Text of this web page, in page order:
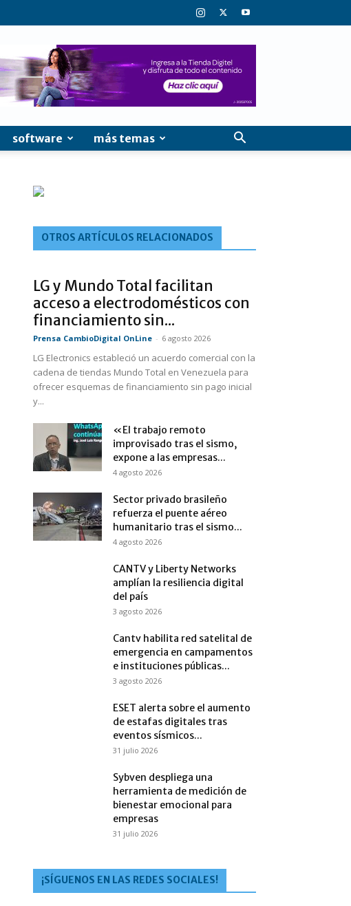
software más temas
OTROS ARTÍCULOS RELACIONADOS
LG y Mundo Total facilitan
acceso a electrodomésticos con
financiamiento sin...
Prensa CambioDigital OnLine - 6 agosto 2026
LG Electronics estableció un acuerdo comercial con la
cadena de tiendas Mundo Total en Venezuela para
ofrecer esquemas de financiamiento sin pago inicial
y...
«El trabajo remoto
improvisado tras el sismo,
expone a las empresas...
4 agosto 2026
Sector privado brasileño
refuerza el puente aéreo
humanitario tras el sismo...
4 agosto 2026
CANTV y Liberty Networks
amplían la resiliencia digital
del país
3 agosto 2026
Cantv habilita red satelital de
emergencia en campamentos
e instituciones públicas...
3 agosto 2026
ESET alerta sobre el aumento
de estafas digitales tras
eventos sísmicos...
31 julio 2026
Sybven despliega una
herramienta de medición de
bienestar emocional para
empresas
31 julio 2026
¡SÍGUENOS EN LAS REDES SOCIALES!